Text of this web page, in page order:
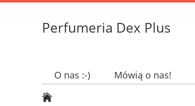
Perfumeria Dex Plus
O nas :-) Mówią o nas!